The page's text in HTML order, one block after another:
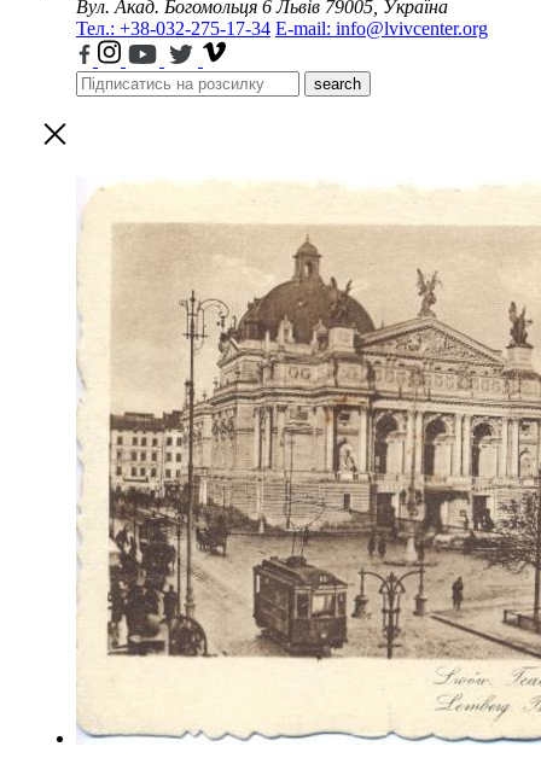
Вул. Акад. Богомольця 6 Львів 79005, Україна
Тел.: +38-032-275-17-34 E-mail: info@lvivcenter.org
search